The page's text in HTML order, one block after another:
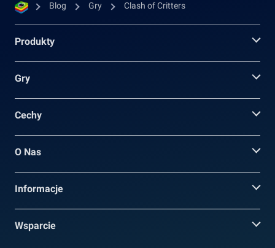
Blog Gry Clash of Critters
Produkty
Gry
Cechy
O Nas
Informacje
Wsparcie